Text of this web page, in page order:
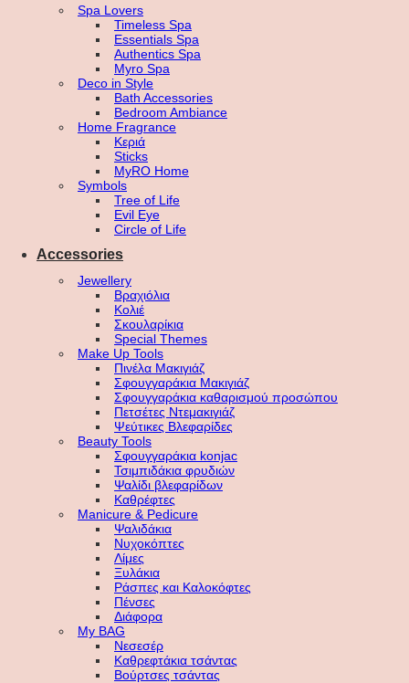
Spa Lovers
Timeless Spa
Essentials Spa
Authentics Spa
Myro Spa
Deco in Style
Bath Accessories
Bedroom Ambiance
Home Fragrance
Κεριά
Sticks
MyRO Home
Symbols
Tree of Life
Evil Eye
Circle of Life
Accessories
Jewellery
Βραχιόλια
Κολιέ
Σκουλαρίκια
Special Themes
Make Up Tools
Πινέλα Μακιγιάζ
Σφουγγαράκια Μακιγιάζ
Σφουγγαράκια καθαρισμού προσώπου
Πετσέτες Ντεμακιγιάζ
Ψεύτικες Βλεφαρίδες
Beauty Tools
Σφουγγαράκια konjac
Τσιμπιδάκια φρυδιών
Ψαλίδι βλεφαρίδων
Καθρέφτες
Manicure & Pedicure
Ψαλιδάκια
Νυχοκόπτες
Λίμες
Ξυλάκια
Ράσπες και Καλοκόφτες
Πένσες
Διάφορα
My BAG
Νεσεσέρ
Καθρεφτάκια τσάντας
Βούρτσες τσάντας